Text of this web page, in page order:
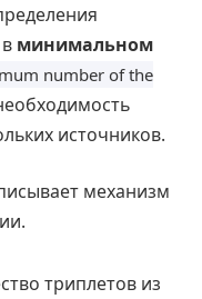
минимальном
number of the
источников.
механизм
триплетов из